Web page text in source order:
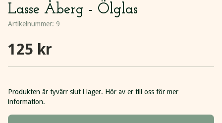
Lasse Åberg - Ölglas
Artikelnummer: 9
125 kr
Produkten är tyvärr slut i lager. Hör av er till oss för mer
information.